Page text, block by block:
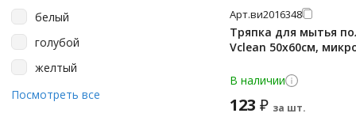
Альпак
Лидер Текс
Любаша
60х80 см
70х100 см
белый
голубой
желтый
зеленый
Посмотреть все
Арт.ви2016348
Тряпка для мытья
Vclean 50х60см,
В наличии
123 ₽ за шт.